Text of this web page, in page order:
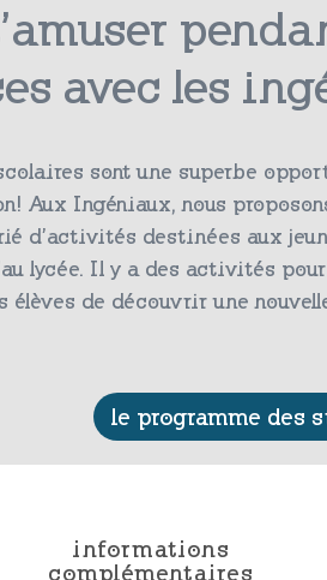
avec les
sont une superbe
Aux Ingéniaux, nous
d’activités destinées aux
lycée. Il y a des activités
élèves de découvrir une
le programme des
informations
complémentaires